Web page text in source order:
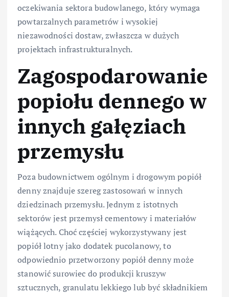
oczekiwania sektora budowlanego, który wymaga
powtarzalnych parametrów i wysokiej
niezawodności dostaw, zwłaszcza w dużych
projektach infrastrukturalnych.
Zagospodarowanie
popiołu dennego w
innych gałęziach
przemysłu
Poza budownictwem ogólnym i drogowym popiół
denny znajduje szereg zastosowań w innych
dziedzinach przemysłu. Jednym z istotnych
sektorów jest przemysł cementowy i materiałów
wiążących. Choć częściej wykorzystywany jest
popiół lotny jako dodatek pucolanowy, to
odpowiednio przetworzony popiół denny może
stanowić surowiec do produkcji kruszyw
sztucznych, granulatu lekkiego lub być składnikiem